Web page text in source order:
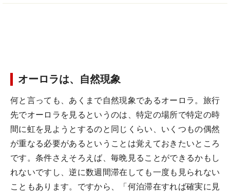
オーロラは、自然現象
何と言っても、あくまで自然現象であるオーロラ。旅行
先でオーロラを見るというのは、特定の場所で特定の時
間に虹を見ようとするのと同じくらい、いくつもの偶然
が重なる必要があるということは覚えておきたいところ
です。条件さえそろえば、毎晩見ることができるかもし
れないですし、逆に数週間滞在しても一度も見られない
こともあります。ですから、「何泊滞在すれば確実に見